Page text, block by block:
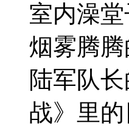
室内澡
烟雾腾
陆军队
战》里